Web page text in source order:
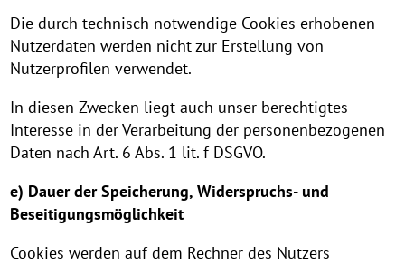
Die durch technisch notwendige Cookies erhobenen
Nutzerdaten werden nicht zur Erstellung von
Nutzerprofilen verwendet.
In diesen Zwecken liegt auch unser berechtigtes
Interesse in der Verarbeitung der personenbezogenen
Daten nach Art. 6 Abs. 1 lit. f DSGVO.
e) Dauer der Speicherung, Widerspruchs- und
Beseitigungsmöglichkeit
Cookies werden auf dem Rechner des Nutzers